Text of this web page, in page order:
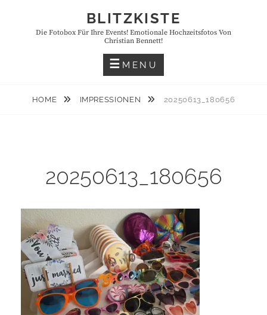
BLITZKISTE
Die Fotobox Für Ihre Events! Emotionale Hochzeitsfotos Von
Christian Bennett!
MENU
HOME IMPRESSIONEN 20250613_180656
20250613_180656